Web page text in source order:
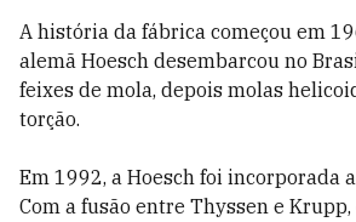
A história da fábrica começou em
alemã Hoesch desembarcou no
feixes de mola, depois molas
torção.
Em 1992, a Hoesch foi incorporada
Com a fusão entre Thyssen e